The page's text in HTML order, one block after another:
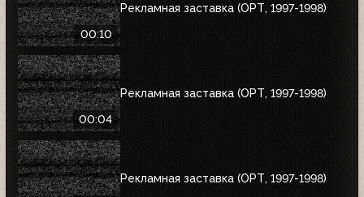
00:10
Рекламная заставка (ОРТ, 1997-1998)
00:04
Рекламная заставка (ОРТ, 1997-1998)
Рекламная заставка (ОРТ, 1997-1998)